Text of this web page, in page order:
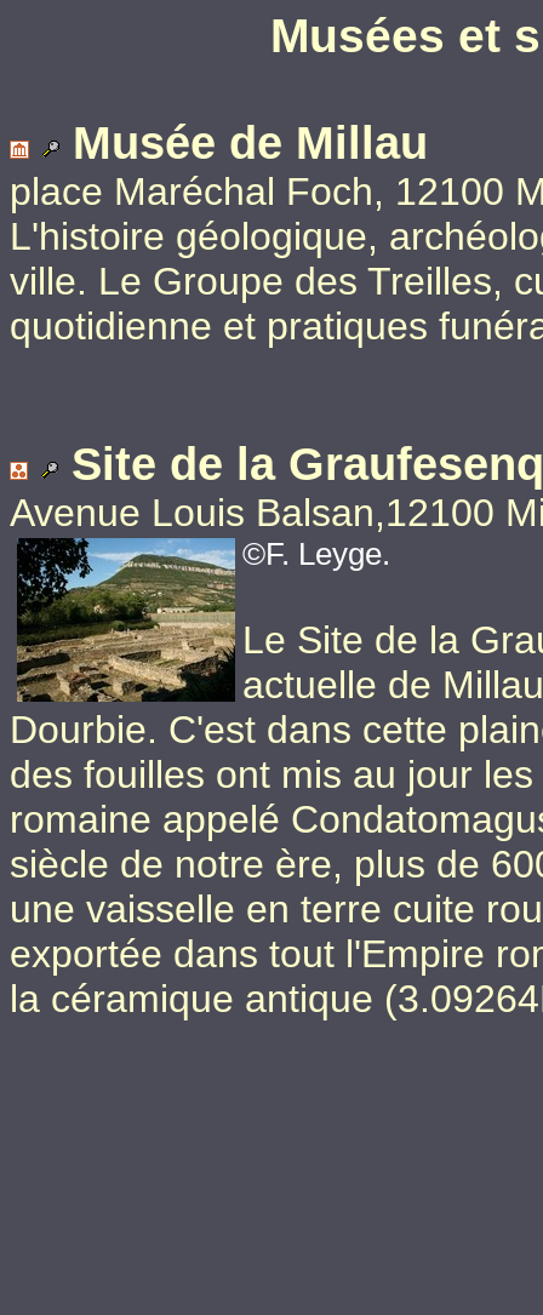
Musées et
Musée de Millau
place Maréchal Foch, 12100
L'histoire géologique,
ville. Le Groupe des Treilles,
quotidienne et pratiques
Site de la
Avenue Louis Balsan,12100
©F. Leyge.
Le Site de la
actuelle de
Dourbie. C'est dans cette
des fouilles ont mis au jour
romaine appelé
siècle de notre ère, plus de
une vaisselle en terre cuite
exportée dans tout l'Empire
la céramique antique